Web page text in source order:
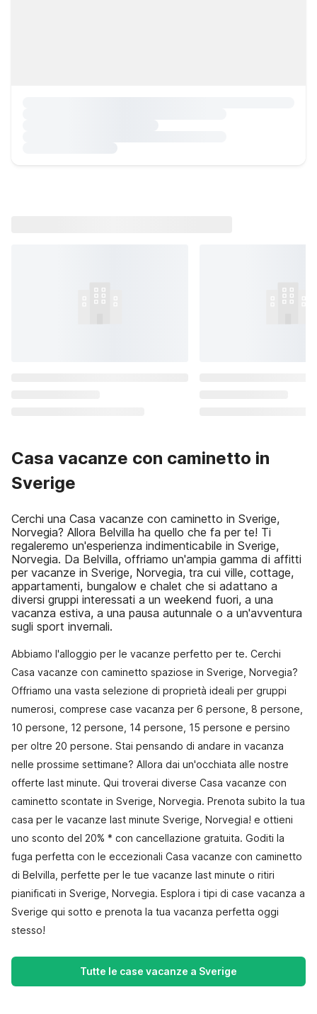
Casa vacanze con caminetto in
Sverige
Cerchi una Casa vacanze con caminetto in Sverige,
Norvegia? Allora Belvilla ha quello che fa per te! Ti
regaleremo un'esperienza indimenticabile in Sverige,
Norvegia. Da Belvilla, offriamo un'ampia gamma di affitti
per vacanze in Sverige, Norvegia, tra cui ville, cottage,
appartamenti, bungalow e chalet che si adattano a
diversi gruppi interessati a un weekend fuori, a una
vacanza estiva, a una pausa autunnale o a un'avventura
sugli sport invernali.
Abbiamo l'alloggio per le vacanze perfetto per te. Cerchi
Casa vacanze con caminetto spaziose in Sverige, Norvegia?
Offriamo una vasta selezione di proprietà ideali per gruppi
numerosi, comprese case vacanza per 6 persone, 8 persone,
10 persone, 12 persone, 14 persone, 15 persone e persino
per oltre 20 persone. Stai pensando di andare in vacanza
nelle prossime settimane? Allora dai un'occhiata alle nostre
offerte last minute. Qui troverai diverse Casa vacanze con
caminetto scontate in Sverige, Norvegia. Prenota subito la tua
casa per le vacanze last minute Sverige, Norvegia! e ottieni
uno sconto del 20% * con cancellazione gratuita. Goditi la
fuga perfetta con le eccezionali Casa vacanze con caminetto
di Belvilla, perfette per le tue vacanze last minute o ritiri
pianificati in Sverige, Norvegia. Esplora i tipi di case vacanza a
Sverige qui sotto e prenota la tua vacanza perfetta oggi
stesso!
Tutte le case vacanze a Sverige